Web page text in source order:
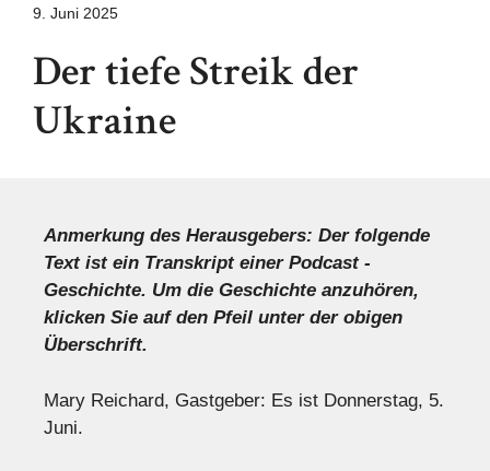
9. Juni 2025
Der tiefe Streik der
Ukraine
Anmerkung des Herausgebers: Der folgende
Text ist ein Transkript einer Podcast -
Geschichte. Um die Geschichte anzuhören,
klicken Sie auf den Pfeil unter der obigen
Überschrift.
Mary Reichard, Gastgeber: Es ist Donnerstag, 5.
Juni.